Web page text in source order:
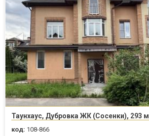
Таунхаус, Дубровка ЖК (Сосенки), 293 м
код: 108-866